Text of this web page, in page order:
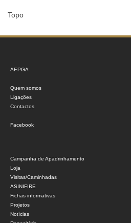
Topo
AEPGA
Quem somos
Ligações
Contactos
Facebook
Campanha de Apadrinhamento
Loja
Visitas/Caminhadas
ASINIFIRE
Fichas informativas
Projetos
Notícias